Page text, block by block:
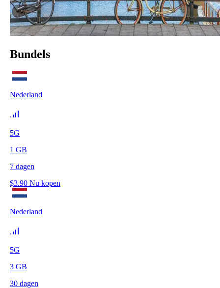
Bundels
Nederland
5G
1 GB
7 dagen
$3.90 Nu kopen
Nederland
5G
3 GB
30 dagen